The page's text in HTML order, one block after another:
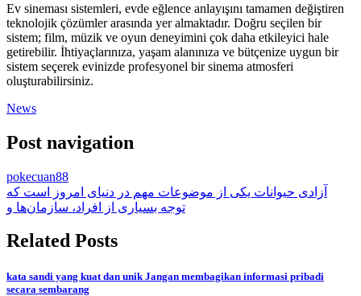
Ev sineması sistemleri, evde eğlence anlayışını tamamen değiştiren
teknolojik çözümler arasında yer almaktadır. Doğru seçilen bir
sistem; film, müzik ve oyun deneyimini çok daha etkileyici hale
getirebilir. İhtiyaçlarınıza, yaşam alanınıza ve bütçenize uygun bir
sistem seçerek evinizde profesyonel bir sinema atmosferi
oluşturabilirsiniz.
News
Post navigation
pokecuan88
آزادی حیوانات یکی از موضوعات مهم در دنیای امروز است که
توجه بسیاری از افراد، سازمان‌ها و
Related Posts
kata sandi yang kuat dan unik Jangan membagikan informasi pribadi
secara sembarang